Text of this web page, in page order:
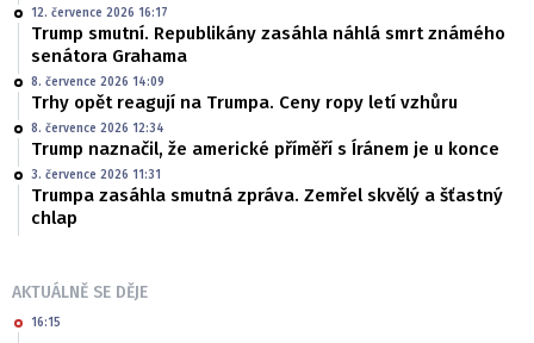
12. července 2026 16:17
Trump smutní. Republikány zasáhla náhlá smrt známého
senátora Grahama
8. července 2026 14:09
Trhy opět reagují na Trumpa. Ceny ropy letí vzhůru
8. července 2026 12:34
Trump naznačil, že americké příměří s Íránem je u konce
3. července 2026 11:31
Trumpa zasáhla smutná zpráva. Zemřel skvělý a šťastný
chlap
AKTUÁLNĚ SE DĚJE
16:15